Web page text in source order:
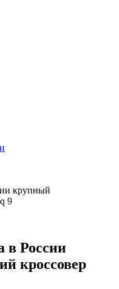
крупный
9
в России
кроссовер